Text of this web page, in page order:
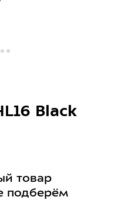
Black
товар
подберём